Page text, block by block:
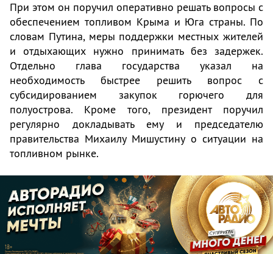
При этом он поручил оперативно решать вопросы с
обеспечением топливом Крыма и Юга страны. По
словам Путина, меры поддержки местных жителей
и отдыхающих нужно принимать без задержек.
Отдельно глава государства указал на
необходимость быстрее решить вопрос с
субсидированием закупок горючего для
полуострова. Кроме того, президент поручил
регулярно докладывать ему и председателю
правительства Михаилу Мишустину о ситуации на
топливном рынке.